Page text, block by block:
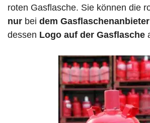
roten Gasflasche. Sie können die
nur bei dem
dessen Logo auf der Gasflasche